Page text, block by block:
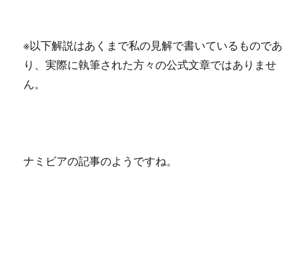
※以下解説はあくまで私の見解で書いているものであ
り、実際に執筆された方々の公式文章ではありませ
ん。
ナミビアの記事のようですね。